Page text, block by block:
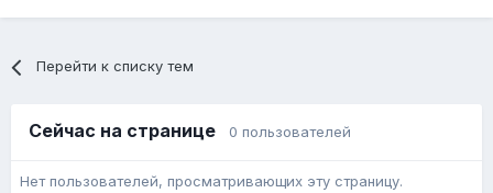
Перейти к списку тем
Сейчас на странице 0 пользователей
Нет пользователей, просматривающих эту страницу.